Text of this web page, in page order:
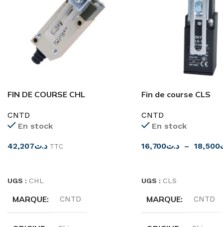
FIN DE COURSE CHL
CNTD
En stock
د.ت42,207 TTC
UGS : CHL
MARQUE CNTD
Fin de course CLS
CNTD
En stock
د.ت16,700 – 18,500
UGS : CLS
MARQUE CNTD